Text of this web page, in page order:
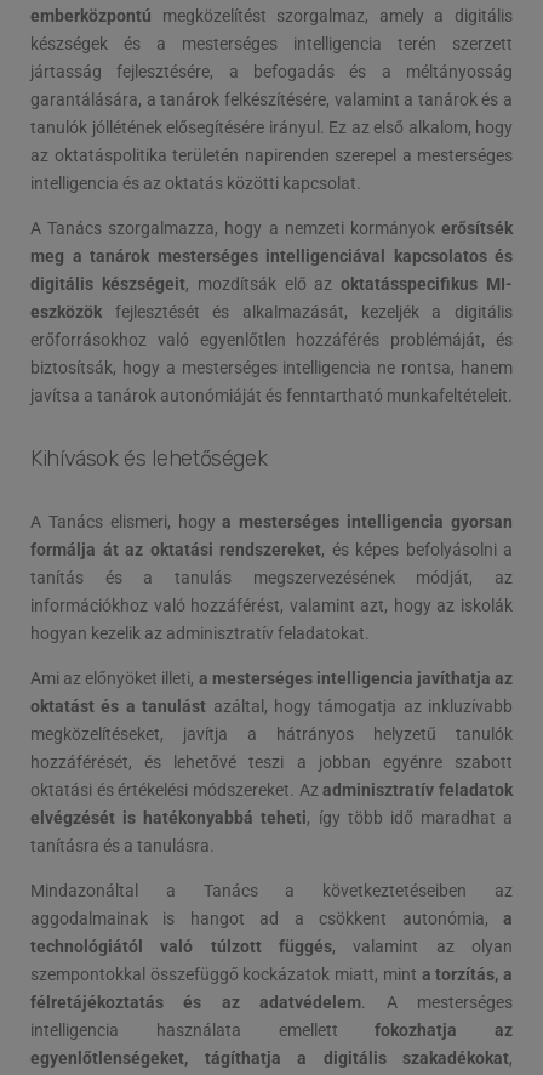
emberközpontú megközelítést szorgalmaz, amely a digitális
készségek és a mesterséges intelligencia terén szerzett
jártasság fejlesztésére, a befogadás és a méltányosság
garantálására, a tanárok felkészítésére, valamint a tanárok és a
tanulók jóllétének elősegítésére irányul. Ez az első alkalom, hogy
az oktatáspolitika területén napirenden szerepel a mesterséges
intelligencia és az oktatás közötti kapcsolat.
A Tanács szorgalmazza, hogy a nemzeti kormányok erősítsék
meg a tanárok mesterséges intelligenciával kapcsolatos és
digitális készségeit, mozdítsák elő azoktatásspecifikus MI-
eszközök fejlesztését és alkalmazását, kezeljék a digitális
erőforrásokhoz való egyenlőtlen hozzáférés problémáját, és
biztosítsák, hogy a mesterséges intelligencia ne rontsa, hanem
javítsa a tanárok autonómiáját és fenntartható munkafeltételeit.
Kihívások és lehetőségek
A Tanács elismeri, hogya mesterséges intelligencia gyorsan
formálja át az oktatási rendszereket, és képes befolyásolni a
tanítás és a tanulás megszervezésének módját, az
információkhoz való hozzáférést, valamint azt, hogy az iskolák
hogyan kezelik az adminisztratív feladatokat.
Ami az előnyöket illeti, a mesterséges intelligencia javíthatja az
oktatást és a tanulást azáltal, hogy támogatja az inkluzívabb
megközelítéseket, javítja a hátrányos helyzetű tanulók
hozzáférését, és lehetővé teszi a jobban egyénre szabott
oktatási és értékelési módszereket. Azadminisztratív feladatok
elvégzését is hatékonyabbá teheti, így több idő maradhat a
tanításra és a tanulásra.
Mindazonáltal a Tanács a következtetéseiben az
aggodalmainak is hangot ad a csökkent autonómia, a
technológiától való túlzott függés, valamint az olyan
szempontokkal összefüggő kockázatok miatt, mint a torzítás, a
félretájékoztatás és az adatvédelem. A mesterséges
intelligencia használata emellettfokozhatja az
egyenlőtlenségeket, tágíthatja a digitális szakadékokat,